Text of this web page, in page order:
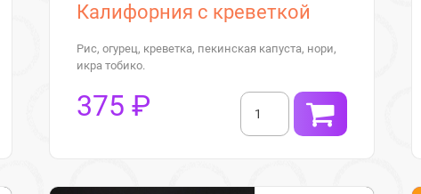
Калифорния с креветкой
Рис, огурец, креветка, пекинская капуста, нори,
икра тобико.
375 ₽